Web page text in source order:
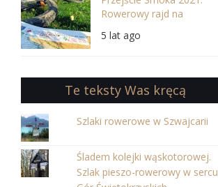
Rowerowy rajd na
Iłżeckiej
5 lat ago
Te teksty Was kręcą
Szlaki rowerowe w Szwajcarii
Śladem kolejki wąskotorowej.
Szlak pieszo-rowerowy w sercu